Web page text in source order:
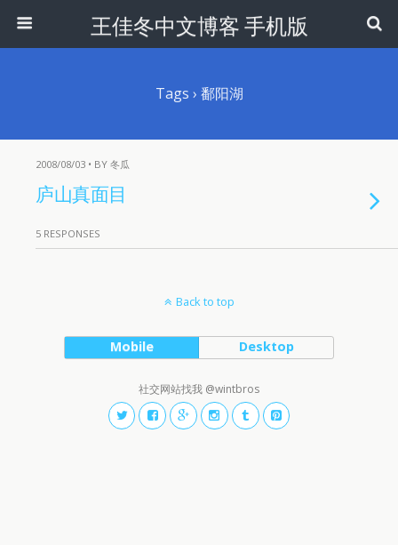
王佳冬中文博客 手机版
Tags › 鄱阳湖
2008/08/03 • BY 冬瓜
庐山真面目
5 RESPONSES
Back to top
Mobile Desktop
社交网站找我 @wintbros